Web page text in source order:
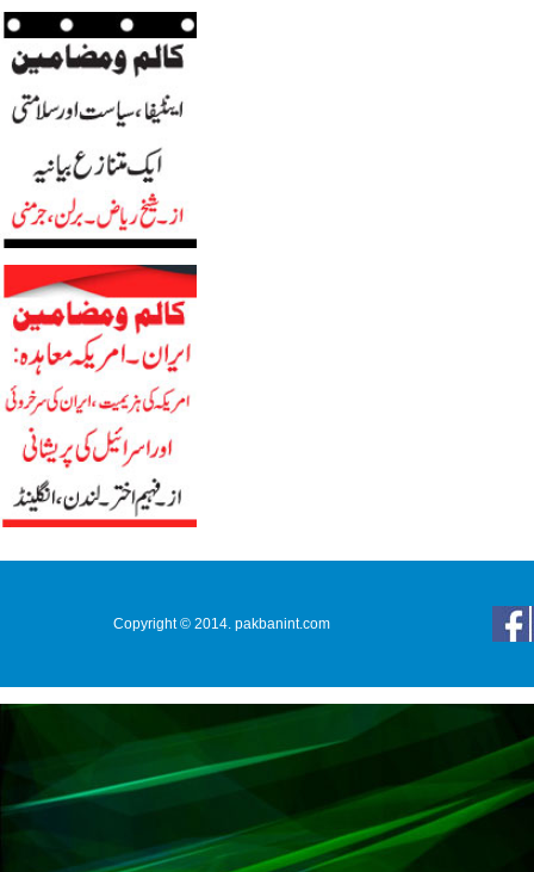
Copyright © 2014. pakbanint.com